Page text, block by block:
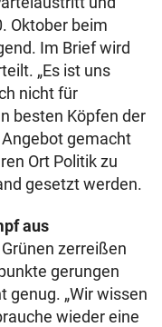
Oktober beim
Im Brief wird
„Es ist uns
nicht für
besten Köpfen der
gemacht
Ort Politik zu
gesetzt werden.
aus
zerreißen
gerungen
genug. „Wir wissen
wieder eine